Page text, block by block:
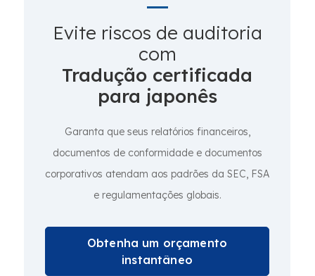
Evite riscos de auditoria
com
Tradução certificada
para japonês
Garanta que seus relatórios financeiros,
documentos de conformidade e documentos
corporativos atendam aos padrões da SEC, FSA
e regulamentações globais.
Obtenha um orçamento
instantâneo